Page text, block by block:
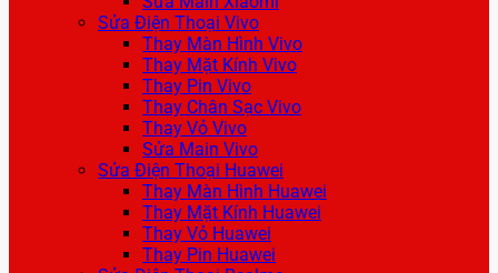
Sửa Điện Thoại Vivo
Thay Màn Hình Vivo
Thay Mặt Kính Vivo
Thay Pin Vivo
Thay Chân Sạc Vivo
Thay Vỏ Vivo
Sửa Main Vivo
Sửa Điện Thoại Huawei
Thay Màn Hình Huawei
Thay Mặt Kính Huawei
Thay Vỏ Huawei
Thay Pin Huawei